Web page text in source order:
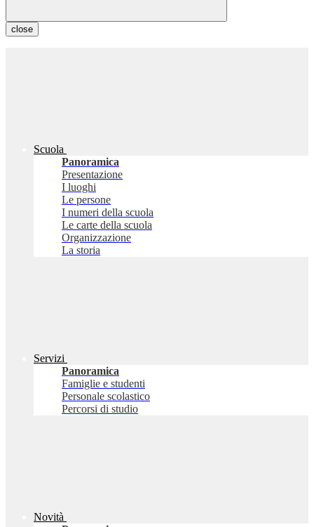
close
Scuola
Panoramica
Presentazione
I luoghi
Le persone
I numeri della scuola
Le carte della scuola
Organizzazione
La storia
Servizi
Panoramica
Famiglie e studenti
Personale scolastico
Percorsi di studio
Novità